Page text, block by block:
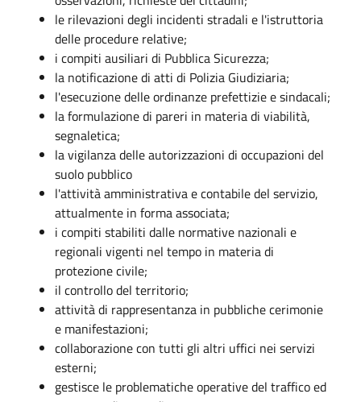
le rilevazioni degli incidenti stradali e l'istruttoria
delle procedure relative;
i compiti ausiliari di Pubblica Sicurezza;
la notificazione di atti di Polizia Giudiziaria;
l'esecuzione delle ordinanze prefettizie e sindacali;
la formulazione di pareri in materia di viabilità,
segnaletica;
la vigilanza delle autorizzazioni di occupazioni del
suolo pubblico
l'attività amministrativa e contabile del servizio,
attualmente in forma associata;
i compiti stabiliti dalle normative nazionali e
regionali vigenti nel tempo in materia di
protezione civile;
il controllo del territorio;
attività di rappresentanza in pubbliche cerimonie
e manifestazioni;
collaborazione con tutti gli altri uffici nei servizi
esterni;
gestisce le problematiche operative del traffico ed